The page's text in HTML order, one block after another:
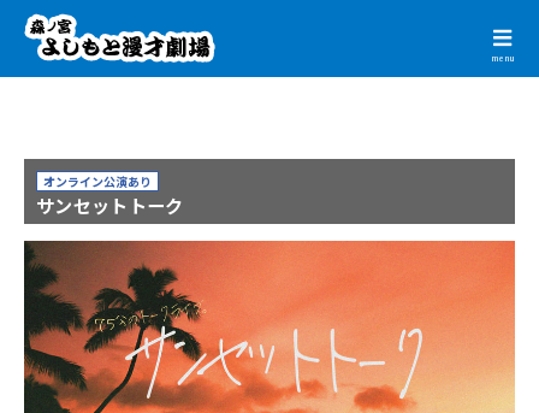
menu
オンライン公演あり
サンセットトーク